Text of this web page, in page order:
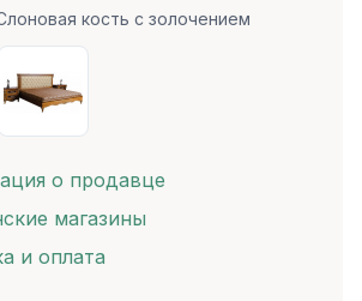
кость с золочением
о продавце
магазины
и оплата